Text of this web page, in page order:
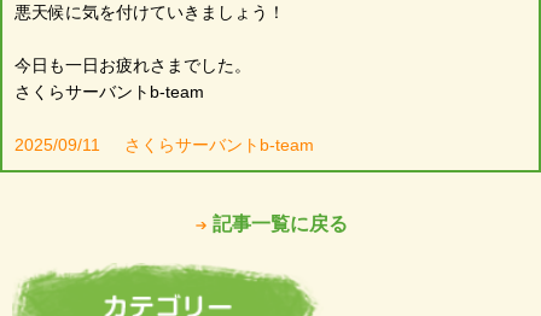
悪天候に気を付けていきましょう！
今日も一日お疲れさまでした。
さくらサーバントb-team
2025/09/11 さくらサーバントb-team
記事一覧に戻る